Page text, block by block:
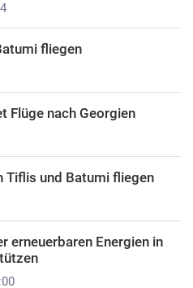
fliegen
Flüge nach Georgien
Tiflis und Batumi fliegen
erneuerbaren Energien in